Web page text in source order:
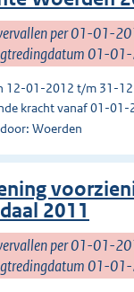
per 01-01-
01-
12-01-2012 t/m 31-
kracht vanaf 01-01-
Woerden
2011
per 01-01-
01-